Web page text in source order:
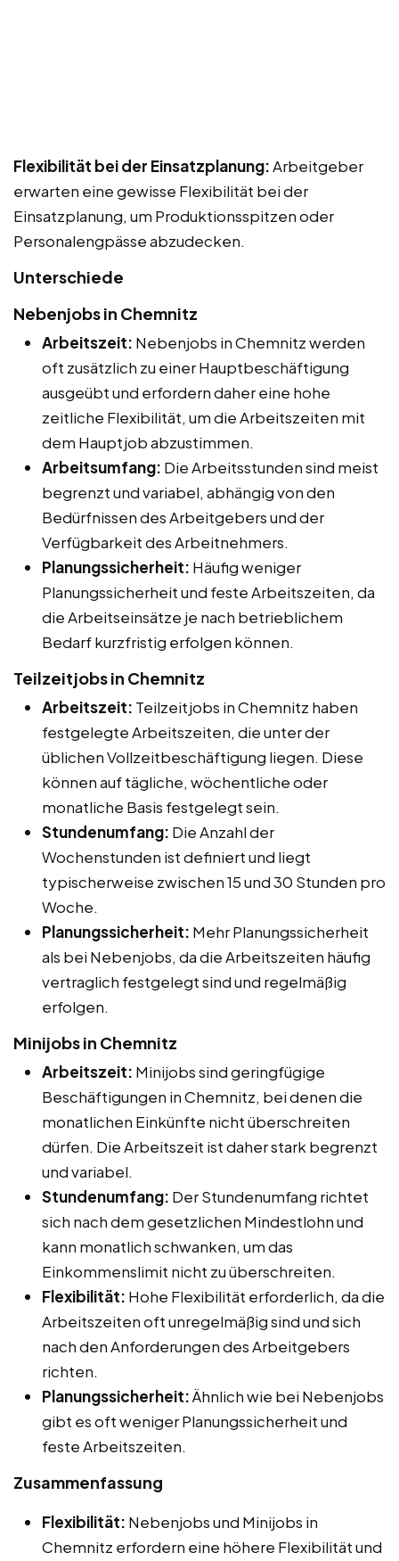
Flexibilität bei der Einsatzplanung:Arbeitgeber
erwarten eine gewisse Flexibilität bei der
Einsatzplanung, um Produktionsspitzen oder
Personalengpässe abzudecken.
Unterschiede
Nebenjobs in Chemnitz
Arbeitszeit: Nebenjobs in Chemnitz werden
oft zusätzlich zu einer Hauptbeschäftigung
ausgeübt und erfordern daher eine hohe
zeitliche Flexibilität, um die Arbeitszeiten mit
dem Hauptjob abzustimmen.
Arbeitsumfang: Die Arbeitsstunden sind meist
begrenzt und variabel, abhängig von den
Bedürfnissen des Arbeitgebers und der
Verfügbarkeit des Arbeitnehmers.
Planungssicherheit: Häufig weniger
Planungssicherheit und feste Arbeitszeiten, da
die Arbeitseinsätze je nach betrieblichem
Bedarf kurzfristig erfolgen können.
Teilzeitjobs in Chemnitz
Arbeitszeit: Teilzeitjobs in Chemnitz haben
festgelegte Arbeitszeiten, die unter der
üblichen Vollzeitbeschäftigung liegen. Diese
können auf tägliche, wöchentliche oder
monatliche Basis festgelegt sein.
Stundenumfang: Die Anzahl der
Wochenstunden ist definiert und liegt
typischerweise zwischen 15 und 30 Stunden pro
Woche.
Planungssicherheit: Mehr Planungssicherheit
als bei Nebenjobs, da die Arbeitszeiten häufig
vertraglich festgelegt sind und regelmäßig
erfolgen.
Minijobs in Chemnitz
Arbeitszeit: Minijobs sind geringfügige
Beschäftigungen in Chemnitz, bei denen die
monatlichen Einkünfte nicht überschreiten
dürfen. Die Arbeitszeit ist daher stark begrenzt
und variabel.
Stundenumfang: Der Stundenumfang richtet
sich nach dem gesetzlichen Mindestlohn und
kann monatlich schwanken, um das
Einkommenslimit nicht zu überschreiten.
Flexibilität: Hohe Flexibilität erforderlich, da die
Arbeitszeiten oft unregelmäßig sind und sich
nach den Anforderungen des Arbeitgebers
richten.
Planungssicherheit:Ähnlich wie bei Nebenjobs
gibt es oft weniger Planungssicherheit und
feste Arbeitszeiten.
Zusammenfassung
Flexibilität: Nebenjobs und Minijobs in
Chemnitz erfordern eine höhere Flexibilität und